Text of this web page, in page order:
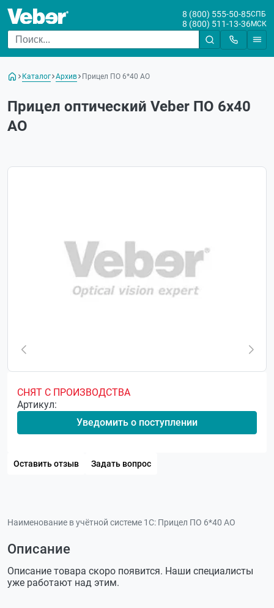
8 (800) 555-50-85СПБ
8 (800) 511-13-36МСК
Каталог Архив Прицел ПО 6*40 АО
Прицел оптический Veber ПО 6x40
АО
СНЯТ С ПРОИЗВОДСТВА
Артикул:
Уведомить о поступлении
Оставить отзыв Задать вопрос
Наименование в учётной системе 1С: Прицел ПО 6*40 АО
Описание
Описание товара скоро появится. Наши специалисты
уже работают над этим.